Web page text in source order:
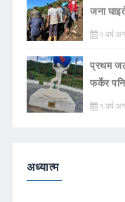
जना
१ वर्ष
प्रथम
फर्केर
१ वर्ष
अध्यात्म